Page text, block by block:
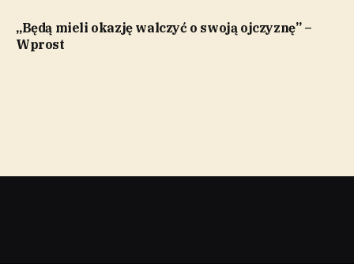
„Będą mieli okazję walczyć o swoją ojczyznę” –
Wprost